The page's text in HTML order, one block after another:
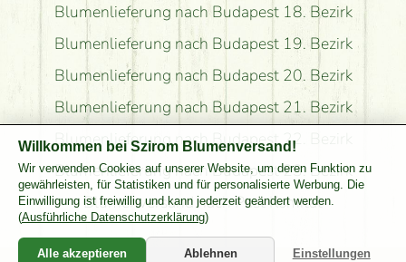
Blumenlieferung nach Budapest 18. Bezirk
Blumenlieferung nach Budapest 19. Bezirk
Blumenlieferung nach Budapest 20. Bezirk
Blumenlieferung nach Budapest 21. Bezirk
Blumenlieferung nach Budapest 22. Bezirk
Blumenlieferung nach Budapest 23. Bezirk
Blumenversand nach Pest Komitat
Willkommen bei Szirom Blumenversand!
Wir verwenden Cookies auf unserer Website, um deren Funktion zu
gewährleisten, für Statistiken und für personalisierte Werbung. Die
Einwilligung ist freiwillig und kann jederzeit geändert werden.
(Ausführliche Datenschutzerklärung)
Alle akzeptieren Ablehnen Einstellungen